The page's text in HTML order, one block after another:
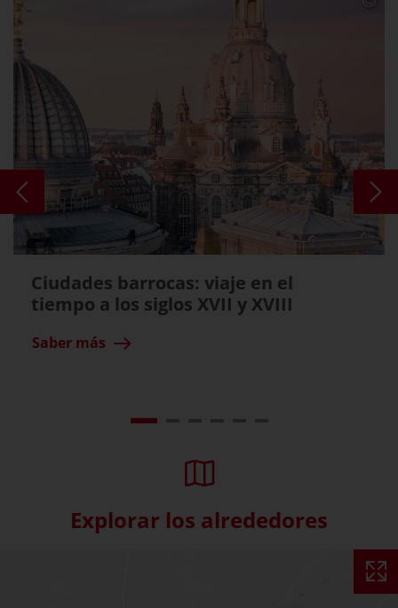
Ciudades barrocas: viaje en el
tiempo a los siglos XVII y XVIII
Saber más
Explorar los alrededores
Skip interactive map (Not